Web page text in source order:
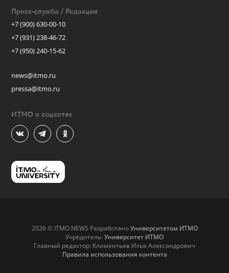
Пресс-служба / Редакция
+7 (900) 630-00-10
+7 (931) 238-46-72
+7 (950) 240-15-62
news@itmo.ru
pressa@itmo.ru
ИТМО в соцсетях
2026 © ITMO.NEWS РазработаноУниверситетом ИТМО
Учредитель: Университет ИТМО
Главный редактор: Климентьев Илья Александрович
Правила использования контента